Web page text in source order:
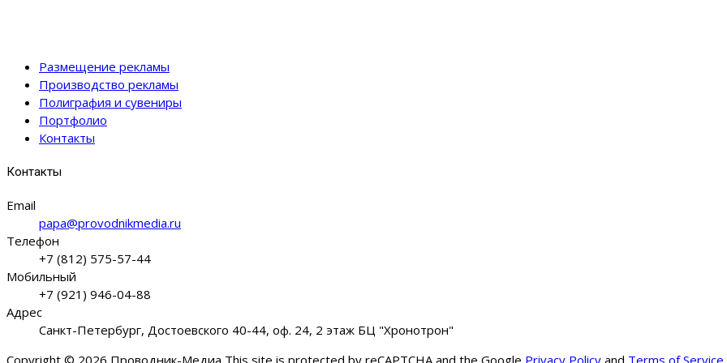
Размещение рекламы
Производство рекламы
Полиграфия и сувениры
Портфолио
Контакты
Контакты
Email
papa@provodnikmedia.ru
Телефон
+7 (812) 575-57-44
Мобильный
+7 (921) 946-04-88
Адрес
Санкт-Петербург, Достоевского 40-44, оф. 24, 2 этаж БЦ "Хронотрон"